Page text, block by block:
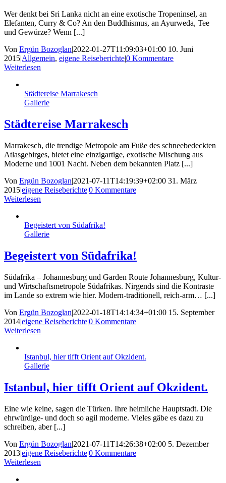
Wer denkt bei Sri Lanka nicht an eine exotische Tropeninsel, an
Elefanten, Curry & Co? An den Buddhismus, an Ayurweda, Tee
und Gewürze? Wenn [...]
Von Ergün Bozoglan|2022-01-27T11:09:03+01:00 10. Juni
2015|Allgemein, eigene Reiseberichte|0 Kommentare
Weiterlesen
Städtereise Marrakesch
Gallerie
Städtereise Marrakesch
Marrakesch, die trendige Metropole am Fuße des schneebedeckten
Atlasgebirges, bietet eine einzigartige, exotische Mischung aus
Moderne und 1001 Nacht. Neben dem bekannten Platz [...]
Von Ergün Bozoglan|2021-07-11T14:19:39+02:00 31. März
2015|eigene Reiseberichte|0 Kommentare
Weiterlesen
Begeistert von Südafrika!
Gallerie
Begeistert von Südafrika!
Südafrika – Johannesburg und Garden Route Johannesburg, Kultur-
und Wirtschaftsmetropole Südafrikas. Nirgends sind die Kontraste
im Lande so extrem wie hier. Modern-traditionell, reich-arm… [...]
Von Ergün Bozoglan|2022-01-18T14:14:34+01:00 15. September
2014|eigene Reiseberichte|0 Kommentare
Weiterlesen
Istanbul, hier tifft Orient auf Okzident.
Gallerie
Istanbul, hier tifft Orient auf Okzident.
Eine wie keine, sagen die Türken. Ihre heimliche Hauptstadt. Die
ehrwürdige- und doch so agil moderne. Vieles gäbe es dazu zu
schreiben, aber [...]
Von Ergün Bozoglan|2021-07-11T14:26:38+02:00 5. Dezember
2013|eigene Reiseberichte|0 Kommentare
Weiterlesen